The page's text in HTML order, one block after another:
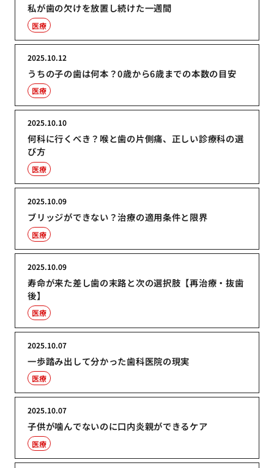
私が歯の欠けを放置し続けた一週間
医療
うちの子の歯は何本？0歳から6歳までの本数の目安
2025.10.12
医療
何科に行くべき？喉と歯の片側痛、正しい診療科の選
び方
2025.10.10
医療
ブリッジができない？治療の適用条件と限界
2025.10.09
医療
寿命が来た差し歯の末路と次の選択肢【再治療・抜歯
後】
2025.10.09
医療
一歩踏み出して分かった歯科医院の現実
2025.10.07
医療
子供が噛んでないのに口内炎親ができるケア
2025.10.07
医療